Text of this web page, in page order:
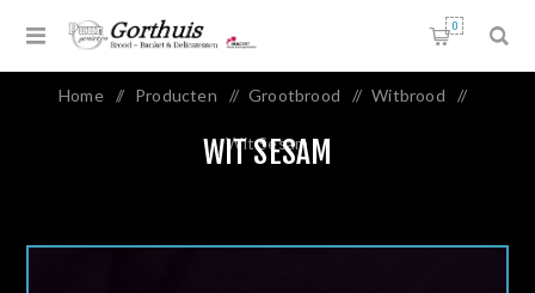
0
Home / Producten / Grootbrood / Witbrood /
Wit Sesam
WIT SESAM